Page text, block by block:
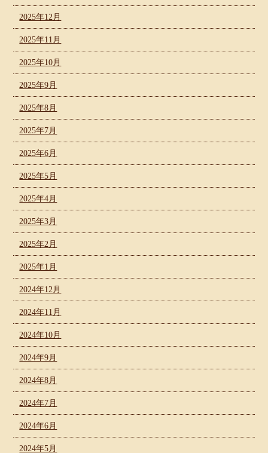
2025年12月
2025年11月
2025年10月
2025年9月
2025年8月
2025年7月
2025年6月
2025年5月
2025年4月
2025年3月
2025年2月
2025年1月
2024年12月
2024年11月
2024年10月
2024年9月
2024年8月
2024年7月
2024年6月
2024年5月